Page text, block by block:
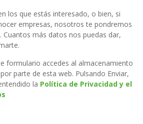
los que estás interesado, o bien, si
empresas, nosotros te pondremos
más datos nos puedas dar,
formulario accedes al almacenamiento
parte de esta web. Pulsando Enviar,
la Política de Privacidad y el